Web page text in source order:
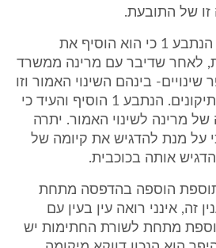
זו של התובעת.
בהקשר זה העיד מחד הנתבע 1 כי הוא הוסיף את
לאחר שדיבר עם מרינה ממשרד
בינהם השינוי האמור וזו
אישרה לו לבצע את התיקונים. הנתבע 1 הוסיף והעיד כי
מרינה לשינוי האמור. יתרה
1 העיד כי על מנת להדגיש את קיומה של
אותה בכוכבית.
הוספה בהדפסה מתחת
זה, אינני רואה עין בעין עם
מתחת לשורת החתימות יש